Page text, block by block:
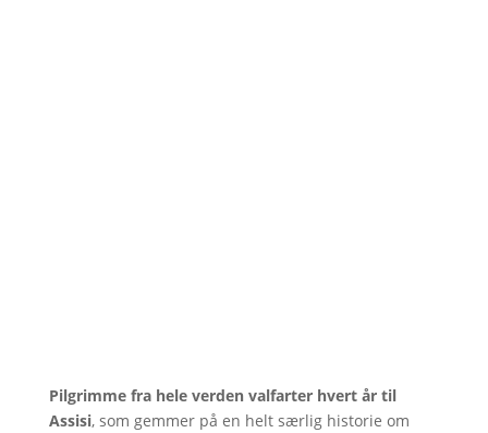
Pilgrimme fra hele verden valfarter hvert år til
Assisi, som gemmer på en helt særlig historie om